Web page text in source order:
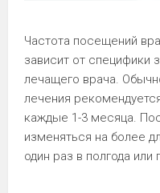
Частота посещений
зависит от специфики
лечащего врача.
лечения
каждые 1-3 месяца.
изменяться на более
один раз в полгода или